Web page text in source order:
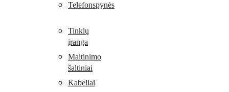
Telefonspynės
Tinklų
įranga
Maitinimo
šaltiniai
Kabeliai